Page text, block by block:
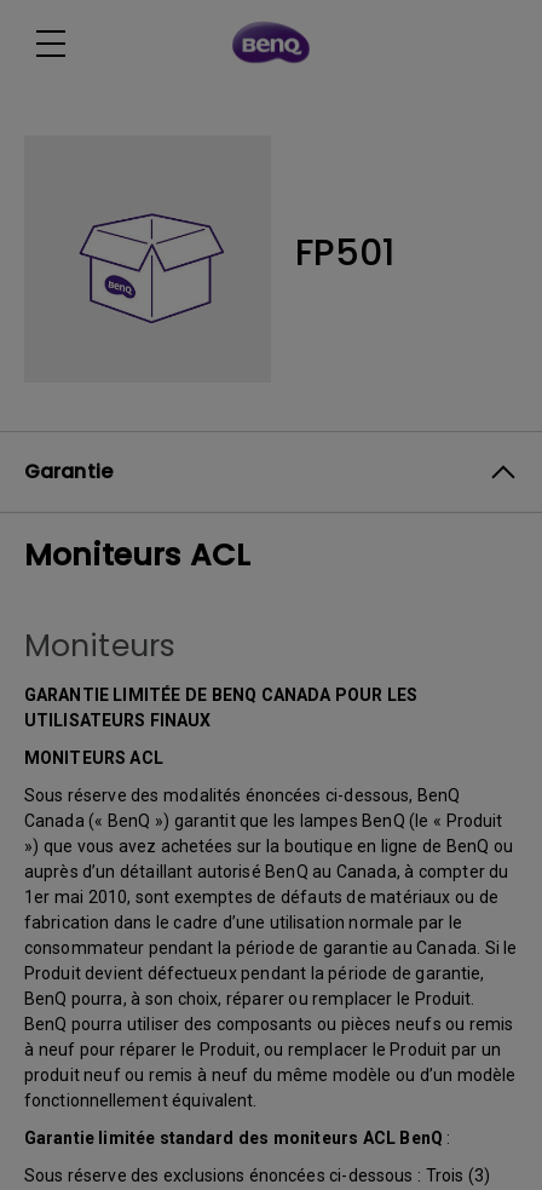
FP501
Garantie
Moniteurs ACL
Moniteurs
GARANTIE LIMITÉE DE BENQ CANADA POUR LES
UTILISATEURS FINAUX
MONITEURS ACL
Sous réserve des modalités énoncées ci-dessous, BenQ
Canada (« BenQ ») garantit que les lampes BenQ (le « Produit
») que vous avez achetées sur la boutique en ligne de BenQ ou
auprès d’un détaillant autorisé BenQ au Canada, à compter du
1er mai 2010, sont exemptes de défauts de matériaux ou de
fabrication dans le cadre d’une utilisation normale par le
consommateur pendant la période de garantie au Canada. Si le
Produit devient défectueux pendant la période de garantie,
BenQ pourra, à son choix, réparer ou remplacer le Produit.
BenQ pourra utiliser des composants ou pièces neufs ou remis
à neuf pour réparer le Produit, ou remplacer le Produit par un
produit neuf ou remis à neuf du même modèle ou d’un modèle
fonctionnellement équivalent.
Garantie limitée standard des moniteurs ACL BenQ :
Sous réserve des exclusions énoncées ci-dessous : Trois (3)